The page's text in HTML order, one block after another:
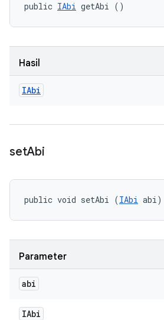
public IAbi getAbi ()
Hasil
IAbi
setAbi
public void setAbi (IAbi abi)
Parameter
abi
IAbi